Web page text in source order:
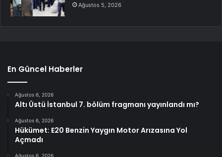
Ağustos 5, 2026
En Güncel Haberler
Ağustos 6, 2026
Altı Üstü İstanbul 7. bölüm fragmanı yayınlandı mı?
Ağustos 6, 2026
Hükümet: E20 Benzin Yaygın Motor Arızasına Yol
Açmadı
Ağustos 6, 2026